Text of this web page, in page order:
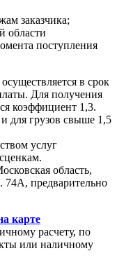
заказчика;
области
поступления
в срок
Для получения
коэффициент 1,3.
для грузов свыше 1,5
услуг
область,
74А, предварительно
карте
расчету, по
или наличному